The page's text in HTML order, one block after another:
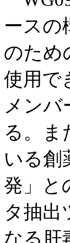
ースの
のため
使用で
メン
る。ま
いる創
発」と
タ抽出
なる肝